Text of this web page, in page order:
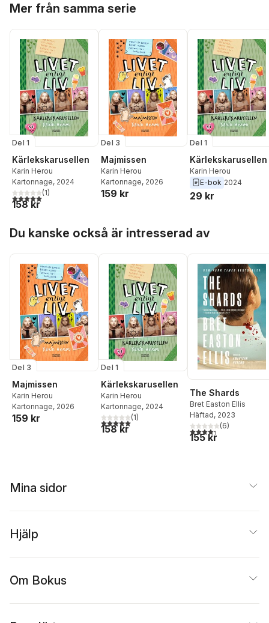
Mer från samma serie
Del 1
Kärlekskarusellen
Karin Herou
Kartonnage, 2024
5,0utav 5 stjärnor. Totalt antal röster:
(1)
158 kr
Del 3
Majmissen
Karin Herou
Kartonnage, 2026
159 kr
Del 1
Kärlekskarusellen
Karin Herou
E-bok 2024
29 kr
Du kanske också är intresserad av
Del 3
Majmissen
Karin Herou
Kartonnage, 2026
159 kr
Del 1
Kärlekskarusellen
Karin Herou
Kartonnage, 2024
5,0utav 5 stjärnor. Totalt antal röster:
(1)
158 kr
The Shards
Bret Easton Ellis
Häftad, 2023
4,3utav 5 stjärnor.
(6)
155 kr
Mina sidor
Hjälp
Om Bokus